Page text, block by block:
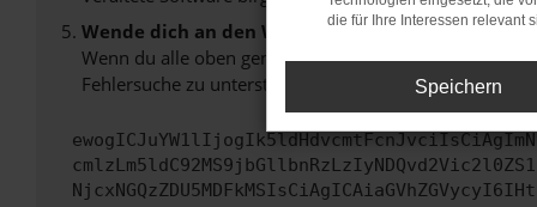
Wende dich an den Webseitenbetreiber.
Wenn du alle oben genannten Schritte versucht hast,
Fehlersuche zu unterstützen:
die für Ihre Interessen relevant
Speichern